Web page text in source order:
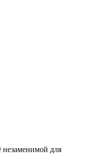
незаменимой для